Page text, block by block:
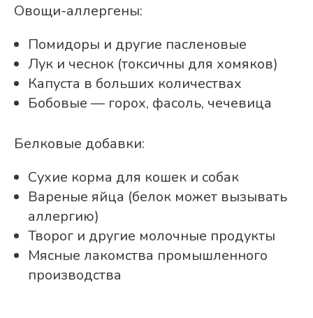
Овощи-аллергены:
Помидоры и другие пасленовые
Лук и чеснок (токсичны для хомяков)
Капуста в больших количествах
Бобовые — горох, фасоль, чечевица
Белковые добавки:
Сухие корма для кошек и собак
Вареные яйца (белок может вызывать
аллергию)
Творог и другие молочные продукты
Мясные лакомства промышленного
производства